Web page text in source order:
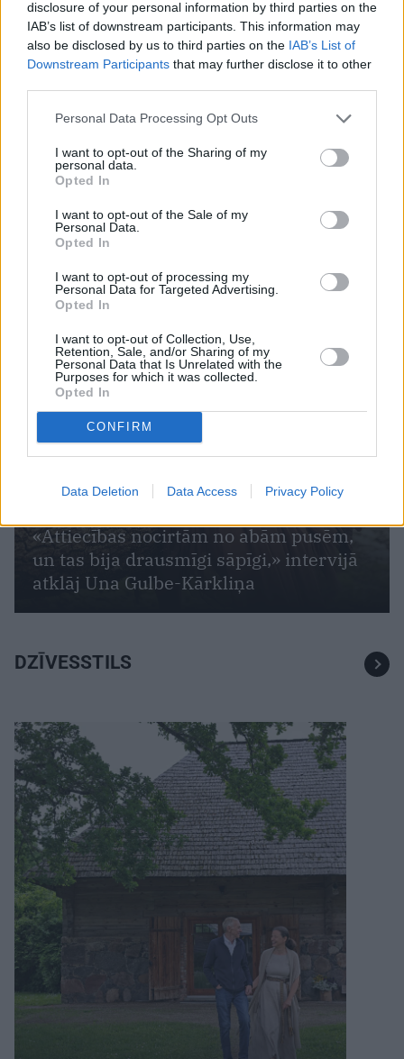
disclosure of your personal information by third parties on the
IAB’s list of downstream participants. This information may
also be disclosed by us to third parties on the IAB’s List of
Downstream Participants that may further disclose it to other
Personal Data Processing Opt Outs
I want to opt-out of the Sharing of my
personal data.
Opted In
I want to opt-out of the Sale of my
Personal Data.
Opted In
I want to opt-out of processing my
Personal Data for Targeted Advertising.
Opted In
I want to opt-out of Collection, Use,
Retention, Sale, and/or Sharing of my
Personal Data that Is Unrelated with the
Purposes for which it was collected.
Opted In
CONFIRM
Data Deletion Data Access Privacy Policy
«Ilgi centos saglabāt ģimeni par katru cenu.»
Rožu kolekcionāre Romija atklāti par savām
dzīves mācībām
«Attiecības nocirtām no abām pusēm,
un tas bija drausmīgi sāpīgi,» intervijā
atklāj Una Gulbe-Kārkliņa
DZĪVESSTILS